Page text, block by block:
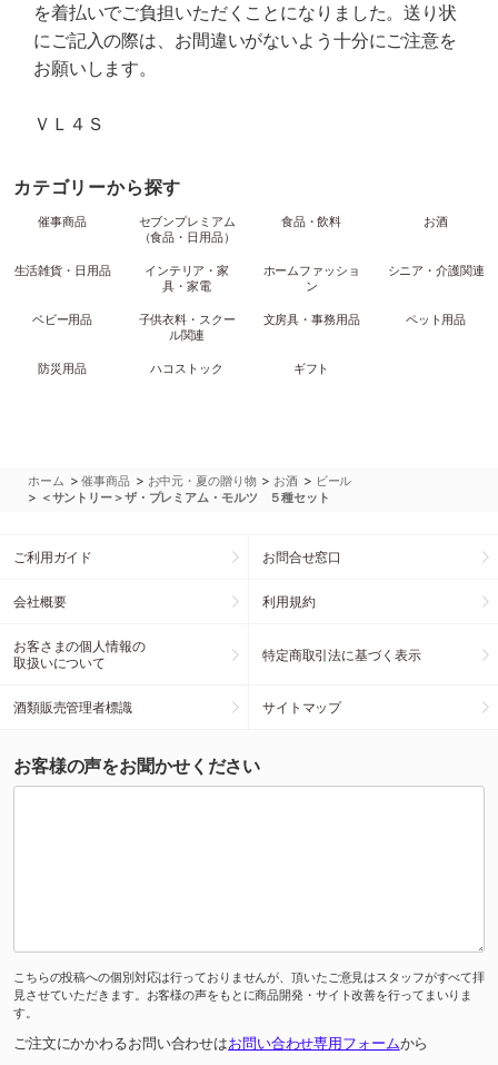
を着払いでご負担いただくことになりました。送り状
にご記入の際は、お間違いがないよう十分にご注意を
お願いします。
ＶＬ４Ｓ
カテゴリーから探す
催事商品
セブンプレミアム
（食品・日用品）
食品・飲料 お酒
生活雑貨・日用品
インテリア・家
具・家電
ホームファッショ
ン
シニア・介護関連
ベビー用品
子供衣料・スクー
ル関連
文房具・事務用品 ペット用品
防災用品 ハコストック ギフト
ホーム >催事商品 > お中元・夏の贈り物 > お酒 > ビール
> ＜サントリー＞ザ・プレミアム・モルツ ５種セット
ご利用ガイド お問合せ窓口
会社概要 利用規約
お客さまの個人情報の
取扱いについて
特定商取引法に基づく表示
酒類販売管理者標識 サイトマップ
お客様の声をお聞かせください
こちらの投稿への個別対応は行っておりませんが、頂いたご意見はスタッフがすべて拝
見させていただきます。お客様の声をもとに商品開発・サイト改善を行ってまいりま
す。
ご注文にかかわるお問い合わせはお問い合わせ専用フォームから